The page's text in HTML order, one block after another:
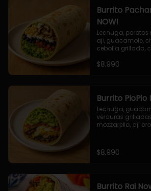
Burrito
NOW!
Lechuga, porotos
aji, guacamole,
cebolla grillada,
$8.990
Burrito PioPio
Lechuga,
verduras
mozzarella, aji
$8.990
Burrito Rai